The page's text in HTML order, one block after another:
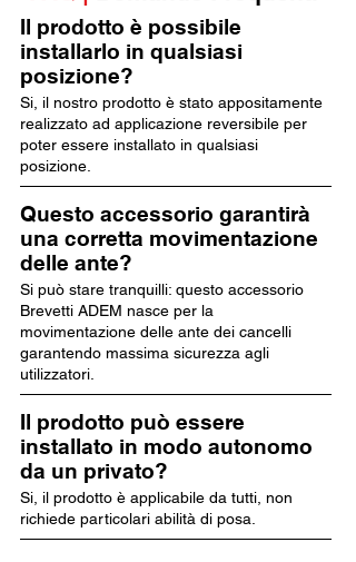
Il prodotto è possibile
installarlo in qualsiasi
posizione?
Si, il nostro prodotto è stato appositamente
realizzato ad applicazione reversibile per
poter essere installato in qualsiasi
posizione.
Questo accessorio garantirà
una corretta movimentazione
delle ante?
Si può stare tranquilli: questo accessorio
Brevetti ADEM nasce per la
movimentazione delle ante dei cancelli
garantendo massima sicurezza agli
utilizzatori.
Il prodotto può essere
installato in modo autonomo
da un privato?
Si, il prodotto è applicabile da tutti, non
richiede particolari abilità di posa.